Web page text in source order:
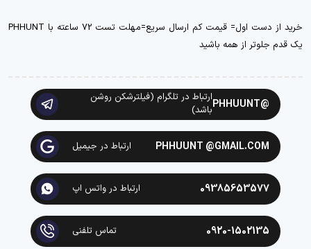
خرید از دست اول= قیمت کم ارسال سریع=مهلت تست 72 ساعته با PHHUNT
یک قدم جلوتر از همه باشید
@PHHUUNT
ارتباط در تلگرام (فیلترشکن روشن
باشد)
PHHUUNT @GMAIL.COM ارتباط در جیمیل
09385653577 ارتباط در واتس اپ
0920-1502135 تماس تلفنی